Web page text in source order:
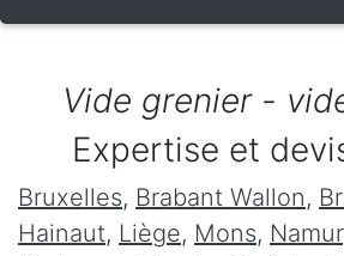
Vide grenier -
Expertise et
Bruxelles, Brabant Wallon,
Hainaut, Liège, Mons, Namur